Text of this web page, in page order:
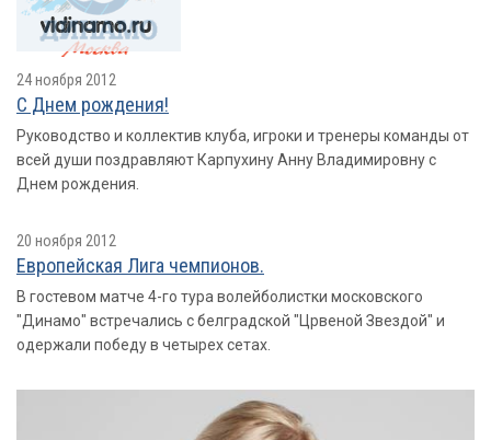
24 ноября 2012
С Днем рождения!
Руководство и коллектив клуба, игроки и тренеры команды от
всей души поздравляют Карпухину Анну Владимировну с
Днем рождения.
20 ноября 2012
Европейская Лига чемпионов.
В гостевом матче 4-го тура волейболистки московского
"Динамо" встречались с белградской "Црвеной Звездой" и
одержали победу в четырех сетах.